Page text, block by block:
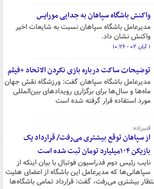
واکنش باشگاه سپاهان به جدایی مورایس
مدیرعامل باشگاه سپاهان نسبت به شایعات اخیر
واکنش نشان داد.
۱ آبان ۰۲ - ۱۰:۲۶
توضیحات ساکت درباره بازی نکردن الاتحاد +فیلم
مدیرعامل باشگاه سپاهان گفت: ورزشگاه نقش جهان
ماه‌ها و سال‌ها برای برگزاری رویدادهای بین‌المللی
مورد استفاده قرار گرفته شده است
قنبرزاده:
از سپاهان توقع بیشتری می‌رفت/ قرارداد یک
بازیکن ۱۰۴میلیارد تومان ثبت شده است
نایب رئیس دوم فدراسیون فوتبال با بیان اینکه از
سپاهانی‌ها که مدیرعامل این باشگاه از اعضای هئیت
بیشتری می‌رفت، گفت: قرارداد تمامی باشگاه‌ها